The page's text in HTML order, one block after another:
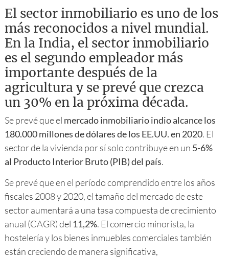
El sector inmobiliario es uno de los
más reconocidos a nivel mundial.
En la India, el sector inmobiliario
es el segundo empleador más
importante después de la
agricultura y se prevé que crezca
un 30% en la próxima década.
Se prevé que el mercado inmobiliario indio alcance los
180.000 millones de dólares de los EE.UU. en 2020. El
sector de la vivienda por sí solo contribuye en un 5-6%
al Producto Interior Bruto (PIB) del país.
Se prevé que en el período comprendido entre los años
fiscales 2008 y 2020, el tamaño del mercado de este
sector aumentará a una tasa compuesta de crecimiento
anual (CAGR) del 11,2%. El comercio minorista, la
hostelería y los bienes inmuebles comerciales también
están creciendo de manera significativa,